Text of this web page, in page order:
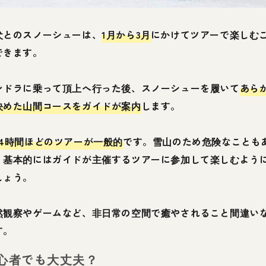
とのスノーシューは、1月から3月にかけてツアーで楽しむ
ます。
ドラに乗って頂上へ行った後、スノーシューを履いてあら
めた山間コースをガイドが案内します。
時間ほどのツアーが一般的です。雪山のため危険なことも
基本的にはガイドが主催するツアーに参加して楽しむよう
う。
観察やゲームなど、非日常の空間で癒やされること間違い
者でも大丈夫？